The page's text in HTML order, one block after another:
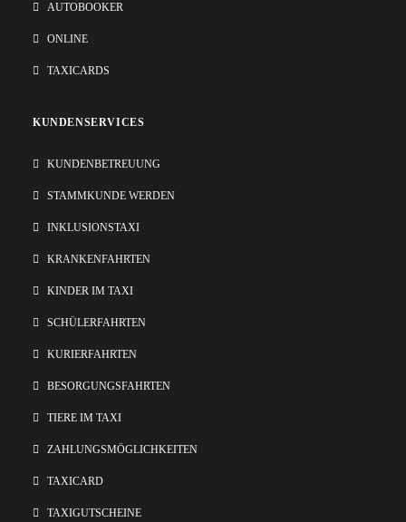
AUTOBOOKER
ONLINE
TAXICARDS
KUNDENSERVICES
KUNDENBETREUUNG
STAMMKUNDE WERDEN
INKLUSIONSTAXI
KRANKENFAHRTEN
KINDER IM TAXI
SCHÜLERFAHRTEN
KURIERFAHRTEN
BESORGUNGSFAHRTEN
TIERE IM TAXI
ZAHLUNGSMÖGLICHKEITEN
TAXICARD
TAXIGUTSCHEINE